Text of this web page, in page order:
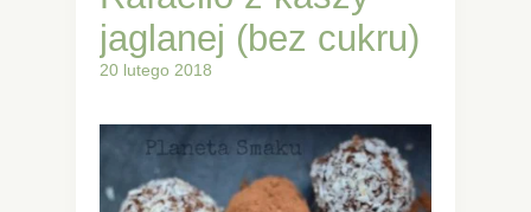
jaglanej (bez cukru)
20 lutego 2018